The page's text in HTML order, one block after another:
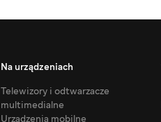
Na urządzeniach
Telewizory i odtwarzacze
multimedialne
Urządzenia mobilne